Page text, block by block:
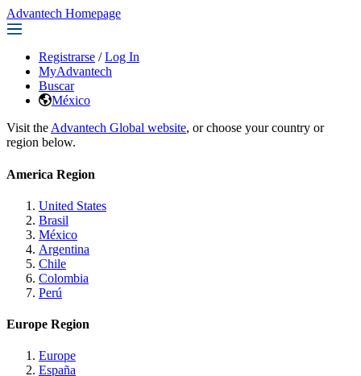
Advantech Homepage
Registrarse / Log In
MyAdvantech
Buscar
México
Visit the Advantech Global website, or choose your country or
region below.
America Region
United States
Brasil
México
Argentina
Chile
Colombia
Perú
Europe Region
Europe
España